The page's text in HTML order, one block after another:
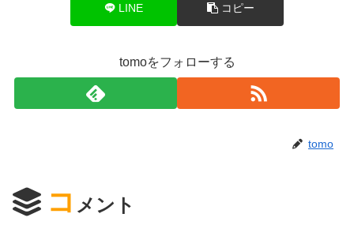
LINE コピー
tomoをフォローする
tomo
コ メント